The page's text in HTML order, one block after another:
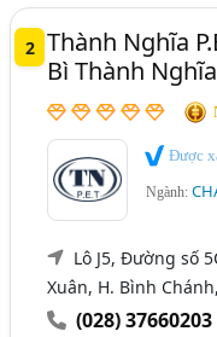
2 Thành Nghĩa
Bì Thành Nghĩa
Được
Ngành:
Lô J5, Đường số
Xuân, H. Bình
(028) 37660203